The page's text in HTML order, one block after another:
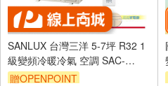
SANLUX 台灣三洋 5-7坪 R32 1
級變頻冷暖冷氣 空調 SAC-
V36HR3/SAE-V36HR3
贈OPENPOINT